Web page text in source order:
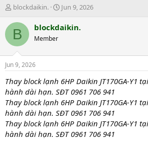
T
r
e
d
t
a
t
e
r
blockdaikin.
S
a
t
e
Jun 9, 2026
B blockdaikin.
Member
Jun 9, 2026
Thay block lạnh 6HP Daikin JT170GA-Y1
hành dài hạn. SĐT 0961 706 941
Thay block lạnh 6HP Daikin JT170GA-Y1
hành dài hạn. SĐT 0961 706 941
Thay block lạnh 6HP Daikin JT170GA-Y1
hành dài hạn. SĐT 0961 706 941